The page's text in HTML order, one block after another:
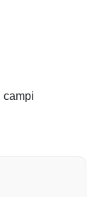
I campi